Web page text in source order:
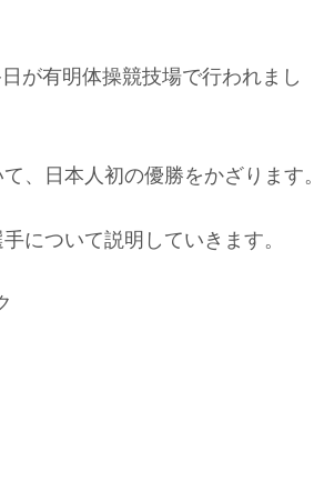
が有明体操競技場で行われまし
、日本人初の優勝をかざります。
について説明していきます。